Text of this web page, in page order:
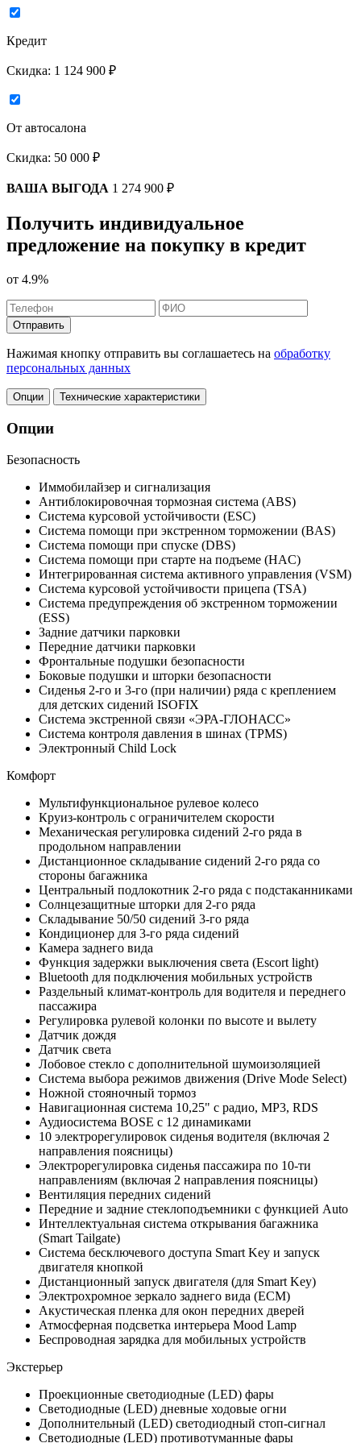
Кредит
Скидка: 1 124 900 ₽
От автосалона
Скидка: 50 000 ₽
ВАША ВЫГОДА 1 274 900 ₽
Получить индивидуальное
предложение на покупку в кредит
от 4.9%
Отправить
Нажимая кнопку отправить вы соглашаетесь на обработку
персональных данных
Опции Технические характеристики
Опции
Безопасность
Иммобилайзер и сигнализация
Антиблокировочная тормозная система (ABS)
Система курсовой устойчивости (ESC)
Система помощи при экстренном торможении (BAS)
Система помощи при спуске (DBS)
Система помощи при старте на подъеме (HAC)
Интегрированная система активного управления (VSM)
Система курсовой устойчивости прицепа (TSA)
Система предупреждения об экстренном торможении
(ESS)
Задние датчики парковки
Передние датчики парковки
Фронтальные подушки безопасности
Боковые подушки и шторки безопасности
Сиденья 2-го и 3-го (при наличии) ряда с креплением
для детских сидений ISOFIX
Система экстренной связи «ЭРА-ГЛОНАСС»
Система контроля давления в шинах (TPMS)
Электронный Child Lock
Комфорт
Мультифункциональное рулевое колесо
Круиз-контроль с ограничителем скорости
Механическая регулировка сидений 2-го ряда в
продольном направлении
Дистанционное складывание сидений 2-го ряда со
стороны багажника
Центральный подлокотник 2-го ряда с подстаканниками
Солнцезащитные шторки для 2-го ряда
Складывание 50/50 сидений 3-го ряда
Кондиционер для 3-го ряда сидений
Камера заднего вида
Функция задержки выключения света (Escort light)
Bluetooth для подключения мобильных устройств
Раздельный климат-контроль для водителя и переднего
пассажира
Регулировка рулевой колонки по высоте и вылету
Датчик дождя
Датчик света
Лобовое стекло с дополнительной шумоизоляцией
Система выбора режимов движения (Drive Mode Select)
Ножной стояночный тормоз
Навигационная система 10,25" с радио, MP3, RDS
Аудиосистема BOSE c 12 динамиками
10 электрорегулировок сиденья водителя (включая 2
направления поясницы)
Электрорегулировка сиденья пассажира по 10-ти
направлениям (включая 2 направления поясницы)
Вентиляция передних сидений
Передние и задние стеклоподъемники с функцией Auto
Интеллектуальная система открывания багажника
(Smart Tailgate)
Система бесключевого доступа Smart Key и запуск
двигателя кнопкой
Дистанционный запуск двигателя (для Smart Key)
Электрохромное зеркало заднего вида (ECM)
Акустическая пленка для окон передних дверей
Атмосферная подсветка интерьера Mood Lamp
Беспроводная зарядка для мобильных устройств
Экстерьер
Проекционные светодиодные (LED) фары
Светодиодные (LED) дневные ходовые огни
Дополнительный (LED) светодиодный стоп-сигнал
Светодиодные (LED) противотуманные фары